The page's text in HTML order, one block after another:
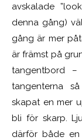
avskalade
denna gång)
gång är mer
är främst på
tangentbord –
tangenterna
skapat en mer
bli för skarp.
därför både